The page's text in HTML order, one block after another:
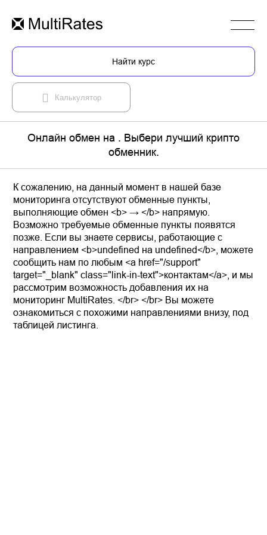
Найти курс
Калькулятор
Онлайн обмен на . Выбери лучший крипто
обменник.
К сожалению, на данный момент в нашей базе
мониторинга отсутствуют обменные пункты,
выполняющие обмен <b> → </b> напрямую.
Возможно требуемые обменные пункты появятся
позже. Если вы знаете сервисы, работающие с
направлением <b>undefined на undefined</b>, можете
сообщить нам по любым <a href="/support"
target="_blank" class="link-in-text">контактам</a>, и мы
рассмотрим возможность добавления их на
мониторинг MultiRates. </br> </br> Вы можете
ознакомиться с похожими направлениями внизу, под
таблицей листинга.